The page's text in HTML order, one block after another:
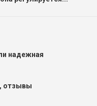
надежная
отзывы